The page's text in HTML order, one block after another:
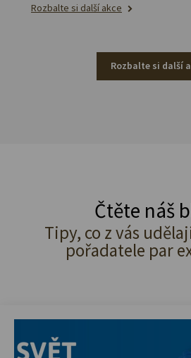
Rozbalte si další akce
Rozbalte si další
Čtěte náš
Tipy, co z vás
pořadatele par